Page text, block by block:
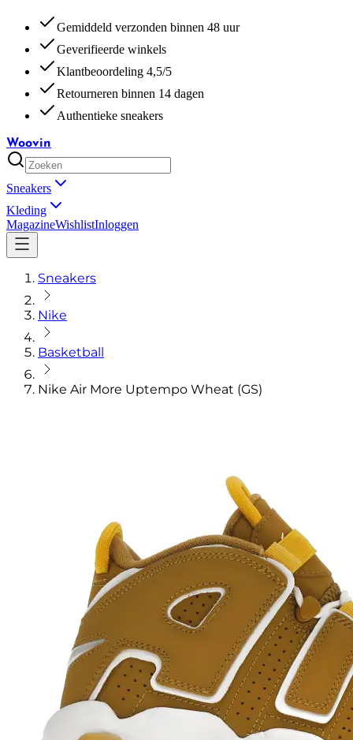
Gemiddeld verzonden binnen 48 uur
Geverifieerde winkels
Klantbeoordeling 4,5/5
Retourneren binnen 14 dagen
Authentieke sneakers
Woovin
Sneakers
Kleding
MagazineWishlistInloggen
Sneakers
Nike
Basketball
Nike Air More Uptempo Wheat (GS)